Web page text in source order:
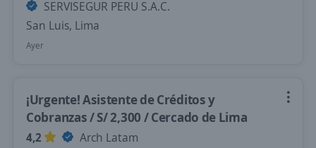
SERVISEGUR PERU S.A.C.
San Luis, Lima
Ayer
¡Urgente! Asistente de Créditos y
Cobranzas / S/ 2,300 / Cercado de Lima
4,2
Arch Latam